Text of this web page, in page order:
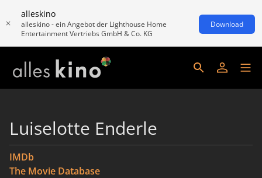
alleskino
alleskino - ein Angebot der Lighthouse Home
Entertainment Vertriebs GmbH & Co. KG
Download
Luiselotte Enderle
IMDb
The Movie Database